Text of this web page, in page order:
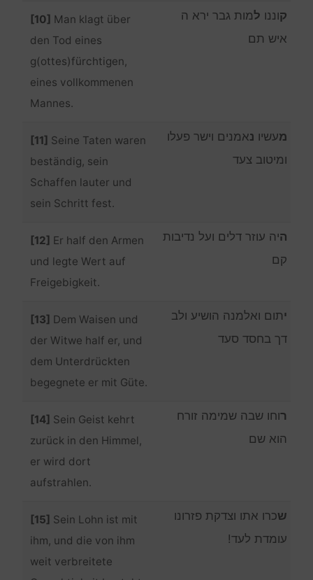
[10] Man klagt über
den Tod eines
g(ottes)fürchtigen,
eines vollkommenen
Mannes.
קוננו למות גבר ירא ה
איש תם
[11] Seine Taten waren
beständig, sein
Schaffen lauter und
sein Schritt fest.
מעשיו נאמנים וישר פעלו
ומיטוב צעד
[12] Er half den Armen
und legte Wert auf
Freigebigkeit.
היה עוזר דלים ועל נדיבות
קם
[13] Dem Waisen und
der Witwe half er, und
dem Unterdrückten
begegnete er mit Güte.
יתום ואלמנה הושיע ולב
דך בחסד סעד
[14] Sein Geist kehrt
zurück in den Himmel,
er wird dort
aufstrahlen.
רוחו שבה שמימה זורח
הוא שם
[15] Sein Lohn ist mit
ihm, und die von ihm
weit verbreitete
שכרו אתו וצדקת פזרונו
עומדת לעד!